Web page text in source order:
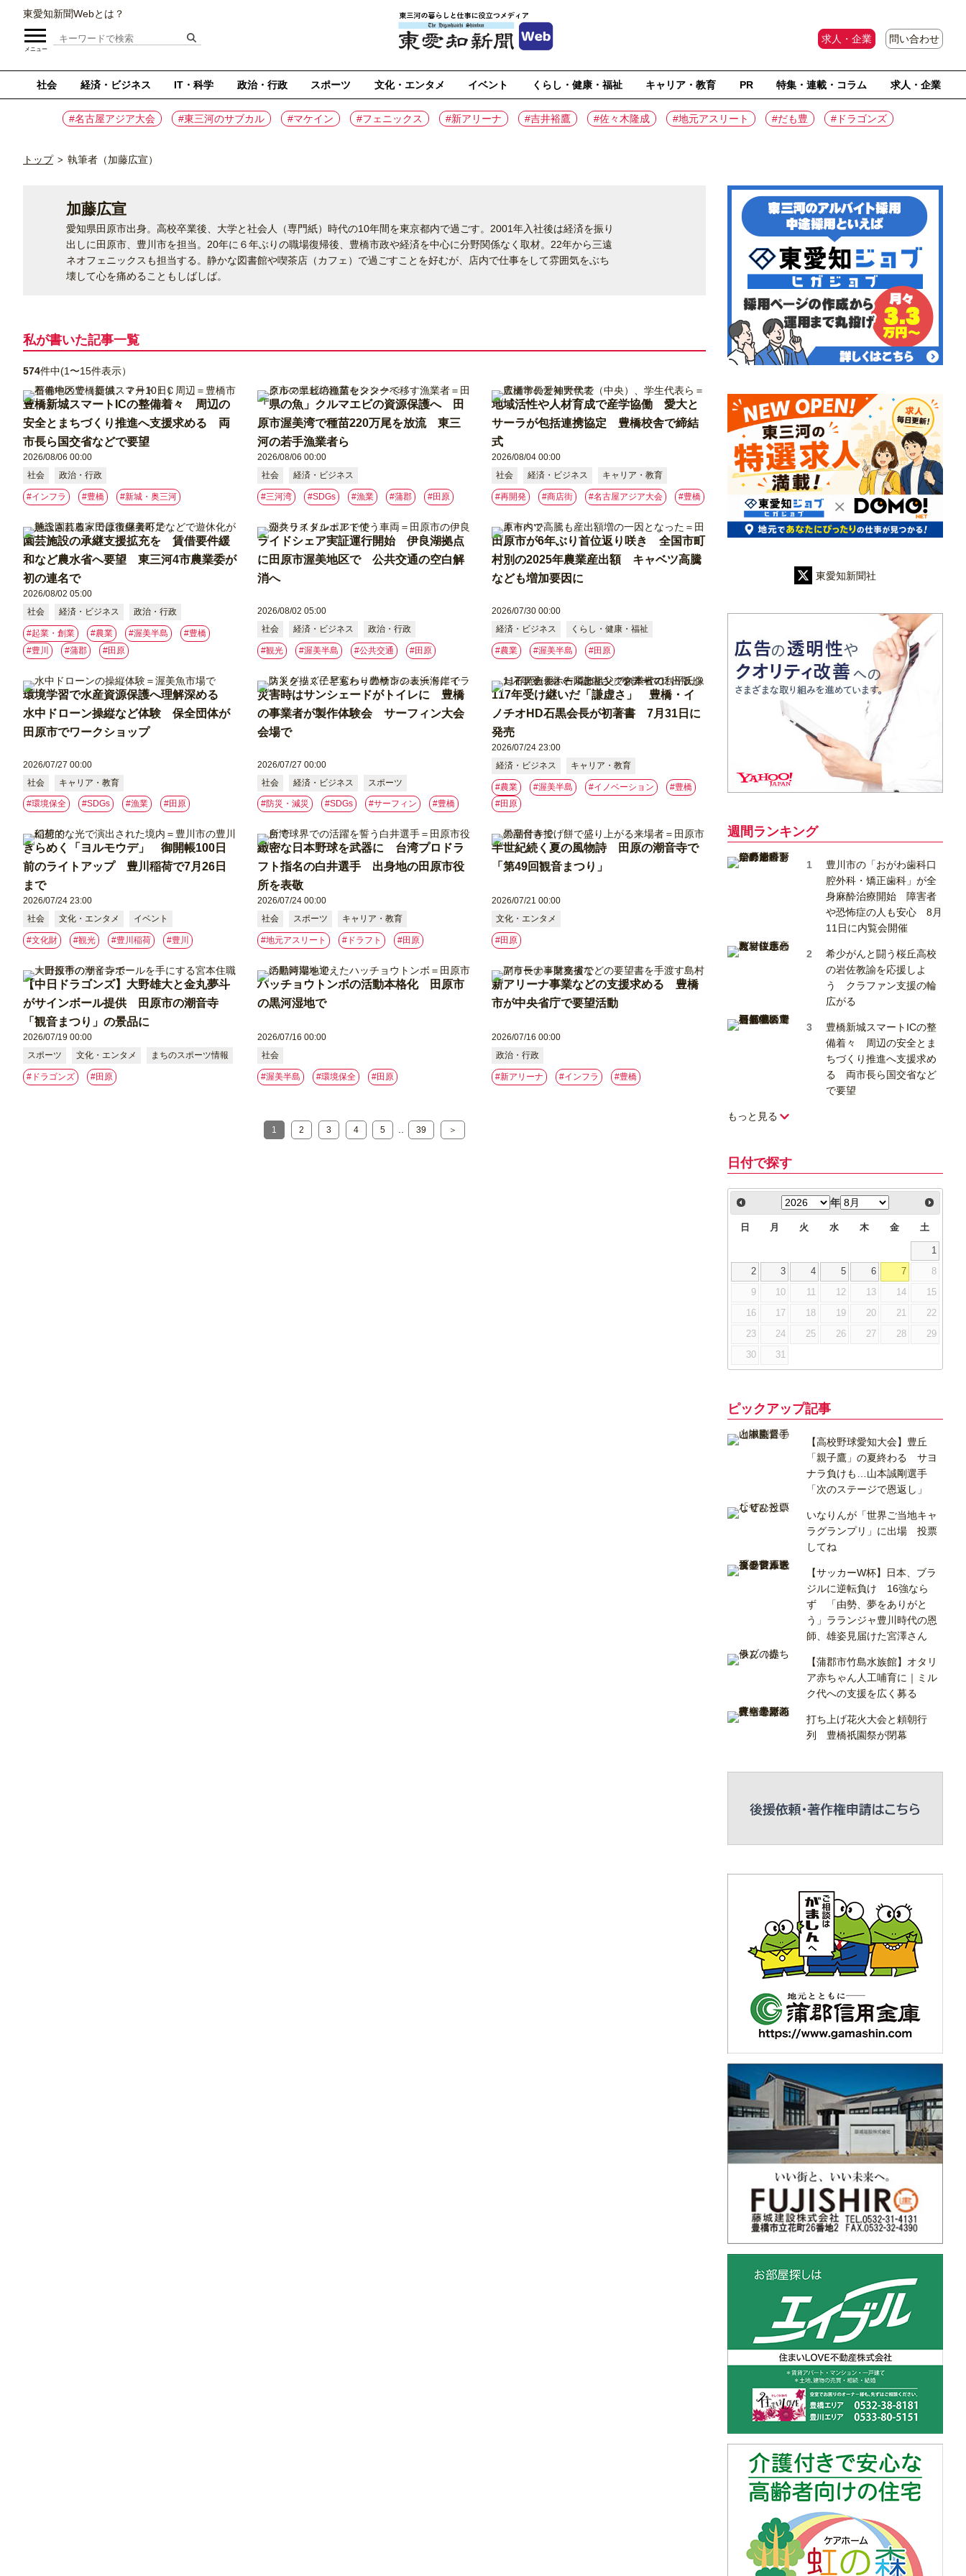
東愛知新聞Webとは？
求人・企業 問い合わせ
社会 経済・ビジネス IT・科学 政治・行政 スポーツ 文化・エンタメ イベント くらし・健康・福祉 キャリア・教育 PR 特集・連載・コラム 求人・企業
#名古屋アジア大会 #東三河のサブカル #マケイン #フェニックス #新アリーナ #吉井裕鷹 #佐々木隆成 #地元アスリート #だも豊 #ドラゴンズ
メニュー
トップ > 執筆者（加藤広宣）
加藤広宣
愛知県田原市出身。高校卒業後、大学と社会人（専門紙）時代の10年間を東京都内で過ごす。2001年入社後は経済を振り
出しに田原市、豊川市を担当。20年に６年ぶりの職場復帰後、豊橋市政や経済を中心に分野関係なく取材。22年から三遠
ネオフェニックスも担当する。静かな図書館や喫茶店（カフェ）で過ごすことを好むが、店内で仕事をして雰囲気をぶち
壊して心を痛めることもしばしば。
私が書いた記事⼀覧
574件中(1〜15件表示）
豊橋新城スマートICの整備着々 周辺の
安全とまちづくり推進へ支援求める 両
市長ら国交省などで要望
2026/08/06 00:00
社会
政治・行政
#インフラ #豊橋 #新城・奥三河
「県の魚」クルマエビの資源保護へ 田
原市渥美湾で種苗220万尾を放流 東三
河の若手漁業者ら
2026/08/06 00:00
社会
経済・ビジネス
#三河湾 #SDGs #漁業 #蒲郡 #⽥原
地域活性や人材育成で産学協働 愛大と
サーラが包括連携協定 豊橋校舎で締結
式
2026/08/04 00:00
社会
経済・ビジネス キャリア・教育
#再開発 #商店街 #名古屋アジア大会 #豊橋
園芸施設の承継支援拡充を 賃借要件緩
和など農水省へ要望 東三河4市農業委が
初の連名で
2026/08/02 05:00
社会
経済・ビジネス 政治・行政
#起業・創業 #農業 #渥美半島
#豊橋
#豊川
#蒲郡 #⽥原
ライドシェア実証運行開始 伊良湖拠点
に田原市渥美地区で 公共交通の空白解
消へ
2026/08/02 05:00
社会
経済・ビジネス 政治・行政
#観光 #渥美半島 #公共交通 #⽥原
田原市が6年ぶり首位返り咲き 全国市町
村別の2025年農業産出額 キャベツ高騰
なども増加要因に
2026/07/30 00:00
経済・ビジネス
くらし・健康・福祉
#農業 #渥美半島 #⽥原
環境学習で水産資源保護へ理解深める
水中ドローン操縦など体験 保全団体が
田原市でワークショップ
2026/07/27 00:00
社会
キャリア・教育
#環境保全 #SDGs #漁業 #⽥原
災害時はサンシェードがトイレに 豊橋
の事業者が製作体験会 サーフィン大会
会場で
2026/07/27 00:00
社会
経済・ビジネス スポーツ
#防災・減災 #SDGs #サーフィン #豊橋
117年受け継いだ「謙虚さ」 豊橋・イ
ノチオHD石黒会長が初著書 7月31日に
発売
2026/07/24 23:00
経済・ビジネス
キャリア・教育
#農業 #渥美半島 #イノベーション
#豊橋
#⽥原
きらめく「ヨルモウデ」 御開帳100日
前のライトアップ 豊川稲荷で7月26日
まで
2026/07/24 23:00
社会
文化・エンタメ イベント
#文化財 #観光 #豊川稲荷 #豊川
緻密な日本野球を武器に 台湾プロドラ
フト指名の白井選手 出身地の田原市役
所を表敬
2026/07/24 00:00
社会
スポーツ キャリア・教育
#地元アスリート #ドラフト #⽥原
半世紀続く夏の風物詩 田原の潮音寺で
「第49回観音まつり」
2026/07/21 00:00
文化・エンタメ
#⽥原
【中日ドラゴンズ】大野雄大と金丸夢斗
がサインボール提供 田原市の潮音寺
「観音まつり」の景品に
2026/07/19 00:00
スポーツ
文化・エンタメ まちのスポーツ情報
#ドラゴンズ #⽥原
ハッチョウトンボの活動本格化 田原市
の黒河湿地で
2026/07/16 00:00
社会
#渥美半島 #環境保全 #⽥原
新アリーナ事業などの支援求める 豊橋
市が中央省庁で要望活動
2026/07/16 00:00
政治・行政
#新アリーナ #インフラ #豊橋
1 2 3 4 5 39 ＞
東愛知新聞社
週間ランキング
豊川市の「おがわ歯科口
腔外科・矯正歯科」が全
身麻酔治療開始 障害者
や恐怖症の人も安心 8月
11日に内覧会開催
希少がんと闘う桜丘高校
の岩佐教諭を応援しよ
う クラファン支援の輪
広がる
豊橋新城スマートICの整
備着々 周辺の安全とま
ちづくり推進へ支援求め
る 両市長ら国交省など
で要望
もっと見る
日付で探す
年
日 月 火 水 木 金 土
1
2 3 4 5 6 7 8
9 10 11 12 13 14 15
16 17 18 19 20 21 22
23 24 25 26 27 28 29
30 31
ピックアップ記事
【高校野球愛知大会】豊丘
「親子鷹」の夏終わる サヨ
ナラ負けも…山本誠剛選手
「次のステージで恩返し」
いなりんが「世界ご当地キャ
ラグランプリ」に出場 投票
してね
【サッカーW杯】日本、ブラ
ジルに逆転負け 16強なら
ず 「由勢、夢をありがと
う」ラランジャ豊川時代の恩
師、雄姿見届けた宮澤さん
【蒲郡市竹島水族館】オタリ
ア赤ちゃん人工哺育に｜ミル
ク代への支援を広く募る
打ち上げ花火大会と頼朝行
列 豊橋祇園祭が閉幕